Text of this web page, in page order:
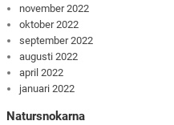
november 2022
oktober 2022
september 2022
augusti 2022
april 2022
januari 2022
Natursnokarna